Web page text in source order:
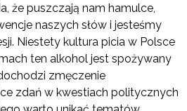
że puszczają nam hamulce,
naszych słów i jesteśmy
Niestety kultura picia w Polsce
ten alkohol jest spożywany
zmęczenie
zdań w kwestiach politycznych